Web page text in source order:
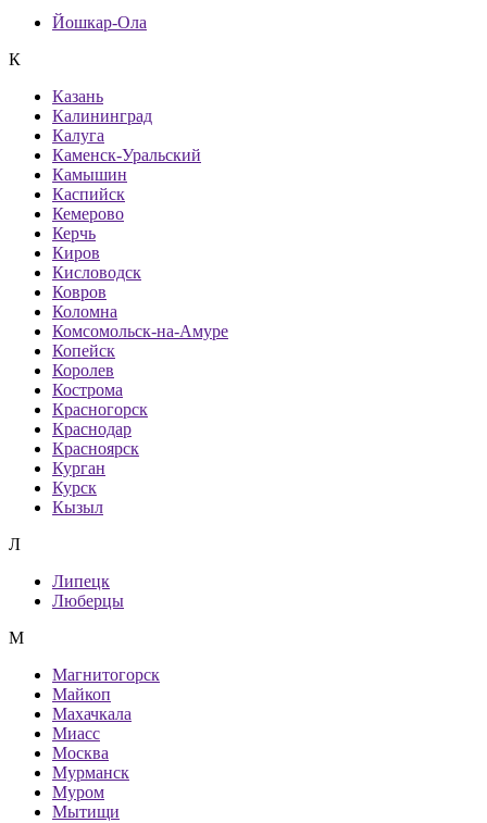
Йошкар-Ола
К
Казань
Калининград
Калуга
Каменск-Уральский
Камышин
Каспийск
Кемерово
Керчь
Киров
Кисловодск
Ковров
Коломна
Комсомольск-на-Амуре
Копейск
Королев
Кострома
Красногорск
Краснодар
Красноярск
Курган
Курск
Кызыл
Л
Липецк
Люберцы
М
Магнитогорск
Майкоп
Махачкала
Миасс
Москва
Мурманск
Муром
Мытищи